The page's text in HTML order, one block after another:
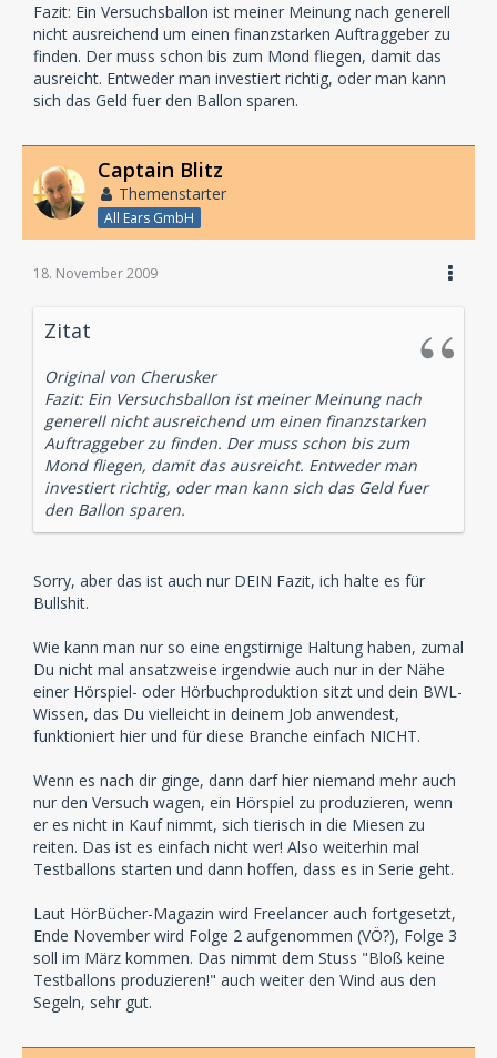
Fazit: Ein Versuchsballon ist meiner Meinung nach generell
nicht ausreichend um einen finanzstarken Auftraggeber zu
finden. Der muss schon bis zum Mond fliegen, damit das
ausreicht. Entweder man investiert richtig, oder man kann
sich das Geld fuer den Ballon sparen.
Captain Blitz
Themenstarter
All Ears GmbH
18. November 2009
Zitat
Original von Cherusker
Fazit: Ein Versuchsballon ist meiner Meinung nach
generell nicht ausreichend um einen finanzstarken
Auftraggeber zu finden. Der muss schon bis zum
Mond fliegen, damit das ausreicht. Entweder man
investiert richtig, oder man kann sich das Geld fuer
den Ballon sparen.
Sorry, aber das ist auch nur DEIN Fazit, ich halte es für
Bullshit.
Wie kann man nur so eine engstirnige Haltung haben, zumal
Du nicht mal ansatzweise irgendwie auch nur in der Nähe
einer Hörspiel- oder Hörbuchproduktion sitzt und dein BWL-
Wissen, das Du vielleicht in deinem Job anwendest,
funktioniert hier und für diese Branche einfach NICHT.
Wenn es nach dir ginge, dann darf hier niemand mehr auch
nur den Versuch wagen, ein Hörspiel zu produzieren, wenn
er es nicht in Kauf nimmt, sich tierisch in die Miesen zu
reiten. Das ist es einfach nicht wer! Also weiterhin mal
Testballons starten und dann hoffen, dass es in Serie geht.
Laut HörBücher-Magazin wird Freelancer auch fortgesetzt,
Ende November wird Folge 2 aufgenommen (VÖ?), Folge 3
soll im März kommen. Das nimmt dem Stuss "Bloß keine
Testballons produzieren!" auch weiter den Wind aus den
Segeln, sehr gut.